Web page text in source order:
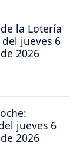
la Lotería
jueves 6
2026
jueves 6
2026